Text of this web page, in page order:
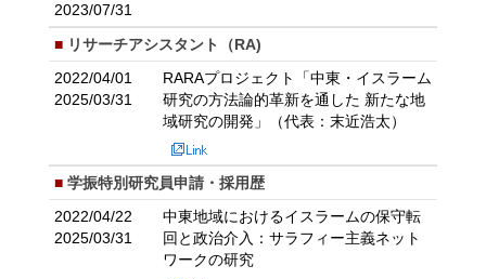
2023/07/31
リサーチアシスタント（RA)
2022/04/01
2025/03/31
RARAプロジェクト「中東・イスラーム
研究の方法論的革新を通した 新たな地
域研究の開発」（代表：末近浩太）
学振特別研究員申請・採用歴
2022/04/22
2025/03/31
中東地域におけるイスラームの保守転
回と政治介入：サラフィー主義ネット
ワークの研究